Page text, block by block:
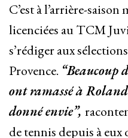
C’est à l’arrière-
licenciées au TCM
s’rédiger aux
Provence. “Beaucoup
ont ramassé à
donné envie”,
de tennis depuis à eux